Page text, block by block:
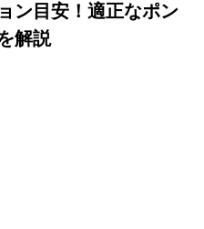
ン目安！適正なポン
解説